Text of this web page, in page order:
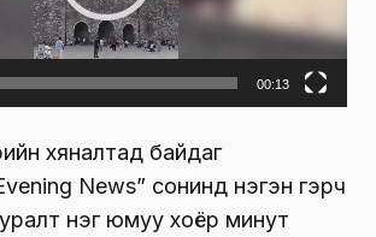
00:13
хяналтад байдаг
News” сонинд нэгэн гэрч
нэг юмуу хоёр минут